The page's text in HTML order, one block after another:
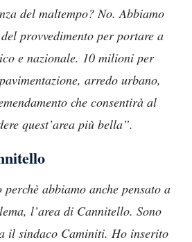
del maltempo? No. Abbiamo
provvedimento per portare a
e nazionale. 10 milioni per
arredo urbano,
che consentirà al
quest’area più bella”.
abbiamo anche pensato a
l’area di Cannitello. Sono
il sindaco Caminiti. Ho inserito